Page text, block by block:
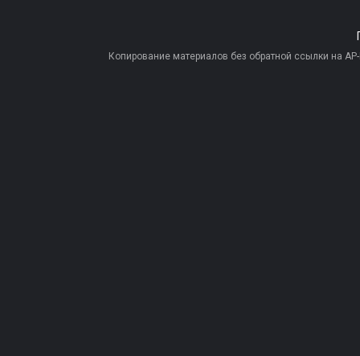
Копирование материалов без обратной ссылки на